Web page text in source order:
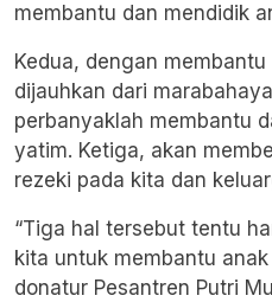
membantu dan mendidik
Kedua, dengan
dijauhkan dari
perbanyaklah membantu
yatim. Ketiga, akan
rezeki pada kita dan
“Tiga hal tersebut tentu
kita untuk membantu
donatur Pesantren Putri